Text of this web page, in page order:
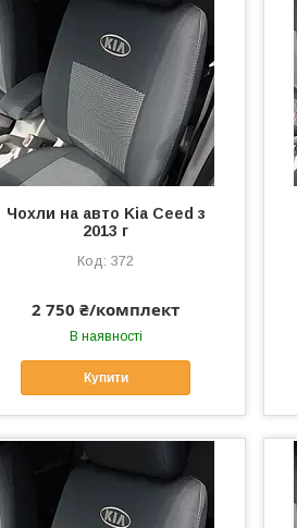
Чохли на авто Kia Ceed з
2013 г
372
2 750 ₴/комплект
В наявності
Купити